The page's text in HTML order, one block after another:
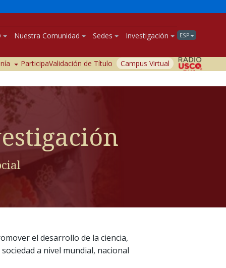
Nuestra Comunidad Sedes Investigación ESP
ParticipaValidación de Título Campus Virtual
el desarrollo de la ciencia,
a nivel mundial, nacional